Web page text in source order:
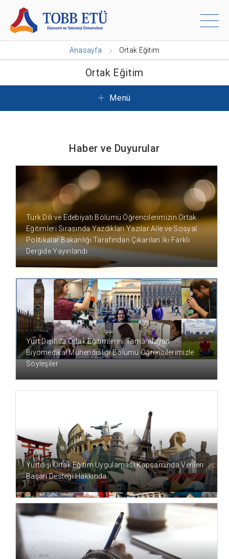
Anasayfa Ortak Eğitim
Ortak Eğitim
Menü
Haber ve Duyurular
9 YIL ÖNCE
Türk Dili ve Edebiyatı Bölümü Öğrencilerimizin Ortak
Eğitimleri Sırasında Yazdıkları Yazılar Aile ve Sosyal
Politikalar Bakanlığı Tarafından Çıkarılan İki Farklı
Dergide Yayınlandı
9 YIL ÖNCE
Yurt Dışında Ortak Eğitimlerini Tamamlayan
Biyomedikal Mühendisliği Bölümü Öğrencilerimizle
Söyleşiler
9 YIL ÖNCE
Yurtdışı Ortak Eğitim Uygulaması Kapsamında Verilen
Başarı Desteği Hakkında
9 YIL ÖNCE